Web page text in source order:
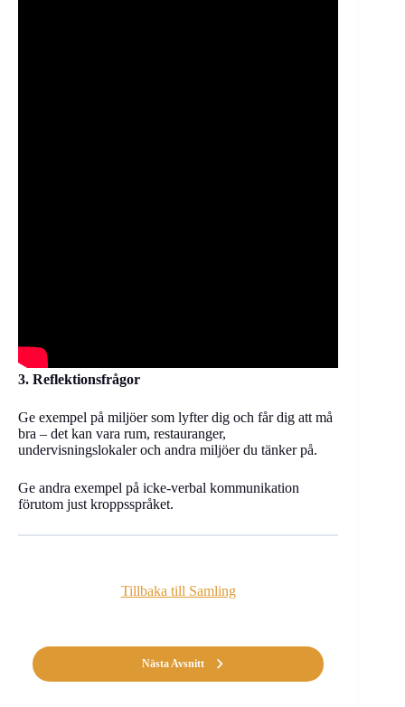
3. Reflektionsfrågor
Ge exempel på miljöer som lyfter dig och får dig att må
bra – det kan vara rum, restauranger,
undervisningslokaler och andra miljöer du tänker på.
Ge andra exempel på icke-verbal kommunikation
förutom just kroppsspråket.
Tillbaka till Samling
Nästa Avsnitt